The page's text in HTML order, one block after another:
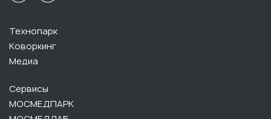
Технопарк
Коворкинг
Медиа
Сервисы
МОСМЕДПАРК